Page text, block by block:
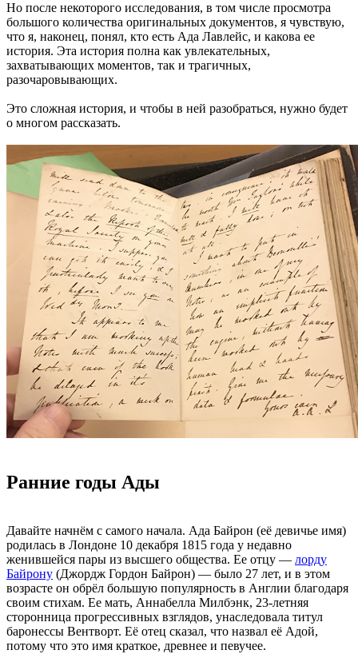
Но после некоторого исследования, в том числе просмотра
большого количества оригинальных документов, я чувствую,
что я, наконец, понял, кто есть Ада Лавлейс, и какова ее
история. Эта история полна как увлекательных,
захватывающих моментов, так и трагичных,
разочаровывающих.
Это сложная история, и чтобы в ней разобраться, нужно будет
о многом рассказать.
Ранние годы Ады
Давайте начнём с самого начала. Ада Байрон (её девичье имя)
родилась в Лондоне 10 декабря 1815 года у недавно
женившейся пары из высшего общества. Ее отцу — лорду
Байрону (Джордж Гордон Байрон) — было 27 лет, и в этом
возрасте он обрёл большую популярность в Англии благодаря
своим стихам. Ее мать, Аннабелла Милбэнк, 23-летняя
сторонница прогрессивных взглядов, унаследовала титул
баронессы Вентворт. Её отец сказал, что назвал её Адой,
потому что это имя краткое, древнее и певучее.